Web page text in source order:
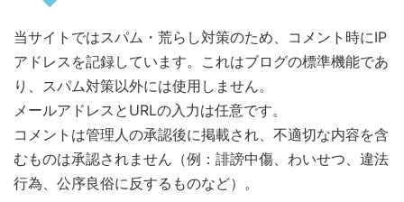
当サイトではスパム・荒らし対策のため、コメント時にIP
アドレスを記録しています。これはブログの標準機能であ
り、スパム対策以外には使用しません。
メールアドレスとURLの入力は任意です。
コメントは管理人の承認後に掲載され、不適切な内容を含
むものは承認されません（例：誹謗中傷、わいせつ、違法
行為、公序良俗に反するものなど）。